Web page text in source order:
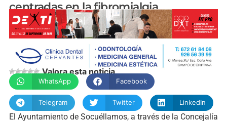
centradas en la fibromialgia
manchainformacion.com
Valora esta noticia
WhatsApp Facebook
Telegram Twitter LinkedIn
El Ayuntamiento de Socuéllamos, a través de la Concejalía